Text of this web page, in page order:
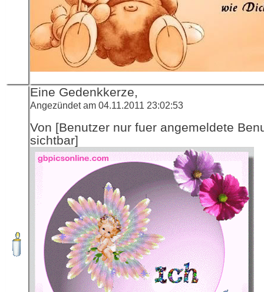
Eine Gedenkkerze,
Angezündet am 04.11.2011 23:02:53
Von [Benutzer nur fuer angemeldete
sichtbar]